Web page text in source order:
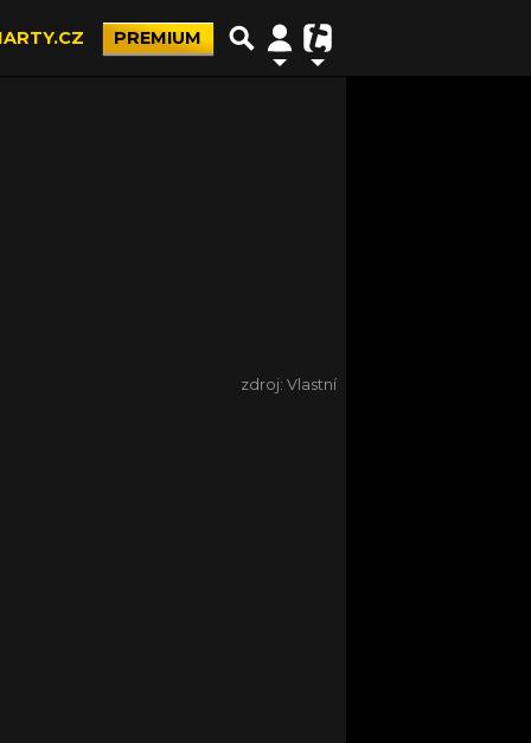
PREMIUM
zdroj: Vlastní